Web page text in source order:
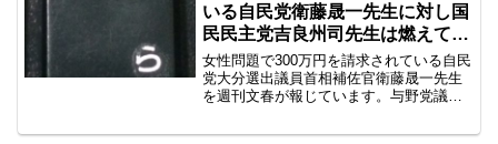
いる自民党衛藤晟一先生に対し国
民民主党吉良州司先生は燃えてい
るか？
女性問題で300万円を請求されている自民
党大分選出議員首相補佐官衛藤晟一先生
を週刊文春が報じています。与野党議員
スメディアの動向が気になりますが、何